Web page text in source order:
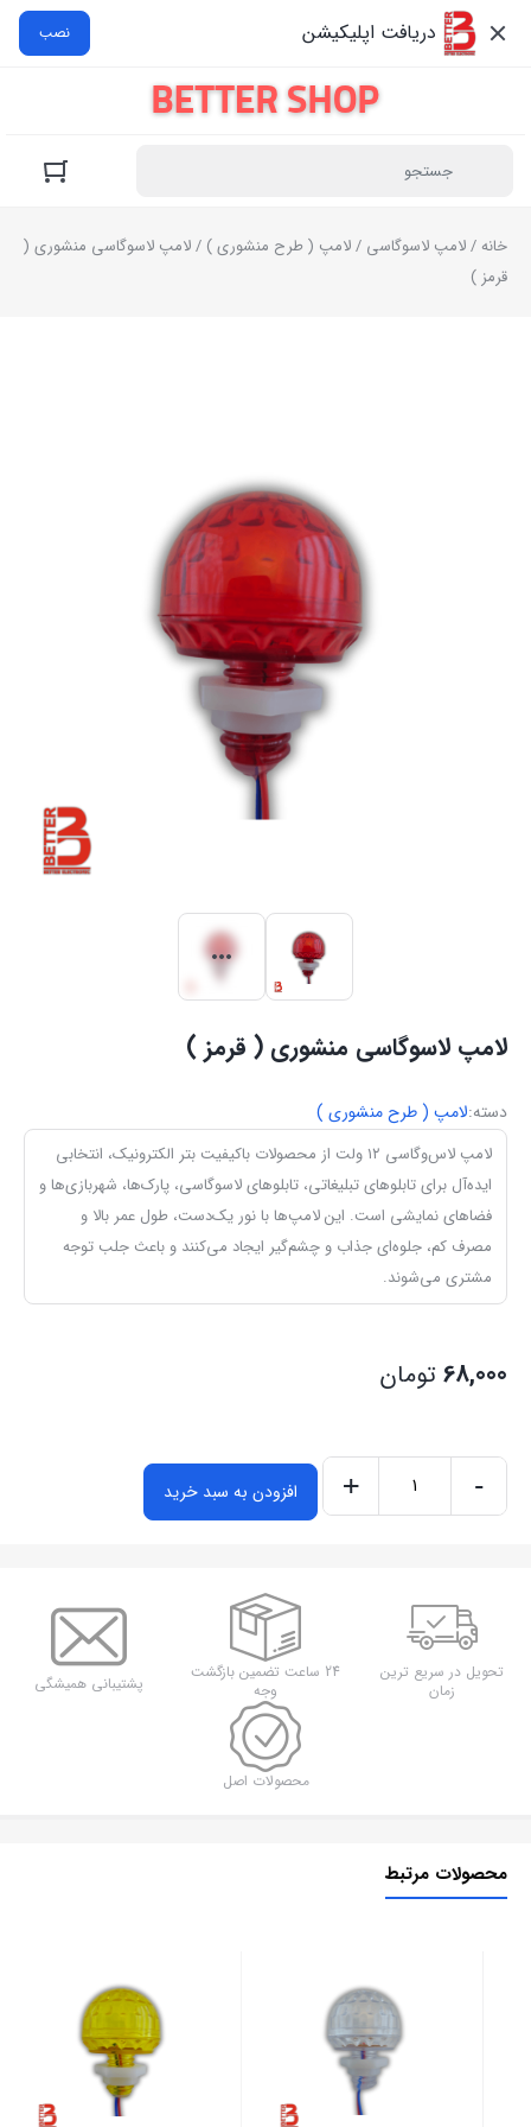
دریافت اپلیکیشن نصب
خانه/لامپ لاسوگاسی /لامپ ( طرح منشوری ) / لامپ لاسوگاسی منشوری (
قرمز )
لامپ لاسوگاسی منشوری ( قرمز )
دسته:لامپ ( طرح منشوری )
لامپ لاس‌وگاسی ۱۲ ولت از محصولات باکیفیت بتر الکترونیک، انتخابی
ایده‌آل برای تابلوهای تبلیغاتی، تابلوهای لاسوگاسی، پارک‌ها، شهربازی‌ها و
فضاهای نمایشی است. این لامپ‌ها با نور یک‌دست، طول عمر بالا و
مصرف کم، جلوه‌ای جذاب و چشم‌گیر ایجاد می‌کنند و باعث جلب توجه
مشتری می‌شوند.
68,000 تومان
)
-
+ افزودن به سبد خرید
تحویل در سریع ترین
زمان
24 ساعت تضمین بازگشت
وجه
پشتیبانی همیشگی
محصولات اصل
محصولات مرتبط